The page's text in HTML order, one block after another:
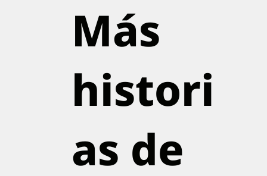
Más
histori
as de